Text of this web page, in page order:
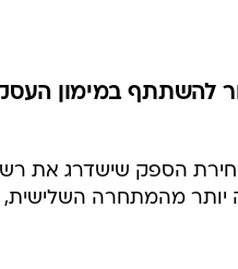
להשתתף במימון
יותר מהמתחרה